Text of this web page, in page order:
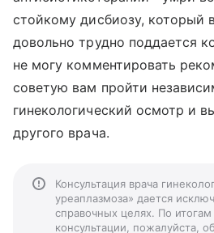
стойкому дисбиозу, который
довольно трудно поддается
не могу комментировать
советую вам пройти
гинекологический осмотр и
другого врача.
Консультация врача
уреаплазмоза» дается
справочных целях. По
консультации, пожалуйста,